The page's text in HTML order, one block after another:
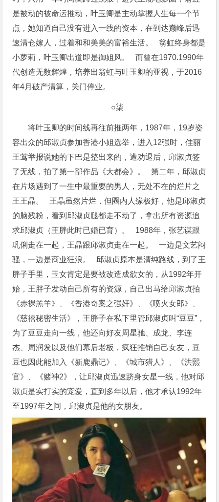
是被动的被命运推动，叶玉卿是主动掌握人生每一个节
点，她知道自己没有进入一线的资本，在到达巅峰后迅
速清仓嫁人，过着和和美美的富裕生活。 翁虹终身都是
小萝莉，叶玉卿出道即是御姐风。 而曾在1970.1990年
代创造无数辉煌，培养出翁虹与叶玉卿的亚视，于2016
年4月破产清算，关门停业。
○柒
将叶玉卿的时间线再往前推两年，1987年，19岁姿
容出众的邱淑贞参加香港小姐选举，进入12强时，佳丽
王莺举报说她的下巴是整出来的，遭劝退后，邱淑贞签
了无线，拍了第一部作品《大都会》。 第二年，邱淑贞
在片场遇到了一生中最重要的男人，无处不在的烂片之
王王晶。 王晶虽然片烂，但圈内人缘极好，他是邱淑贞
的脑残粉，看到邱淑贞腿都走不动了，拿出所有资源追
求邱淑贞（王胖此时已婚已育）。 1988年，张艺谋跟
巩俐走在一起，王晶跟邱淑贞走在一起。 一边是文艺闷
骚，一边是商业狂浪。 邱淑贞原本是清纯路线，到了王
胖子手里，玉女肯定是要被改造成欲女的，从1992年开
始，王胖子发动自己所有的资源，自己出马给邱淑贞拍
《赤裸羔羊》、《香港奇案之强奸》、《喷火女郎》、
《慈禧秘密生活》，王胖子在私下里管邱淑贞叫“豆豆”，
为了豆豆走向一线，他还向好友周星驰、成龙、李连
杰、周润发以及他们幕后老板，疯狂推销自己女友，豆
豆也因此能加入《新鹿鼎记》、《城市猎人》、《洪熙
官》、《赌神2》，让邱淑贞迅速跻身女星一线，他对邱
淑贞是实打实的宠爱，直到多年以后，他才承认1992年
至1997年之间，邱淑贞是他的女朋友。